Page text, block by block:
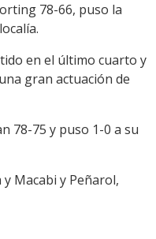
78-66, puso la
en el último cuarto y
gran actuación de
78-75 y puso 1-0 a su
Macabi y Peñarol,